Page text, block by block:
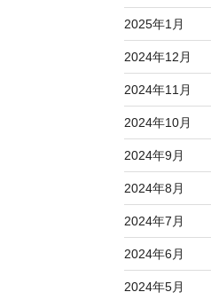
2025年1月
2024年12月
2024年11月
2024年10月
2024年9月
2024年8月
2024年7月
2024年6月
2024年5月